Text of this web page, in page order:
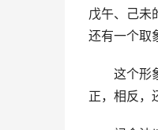
戊午、己未
还有一个取
这个形
正，相反，